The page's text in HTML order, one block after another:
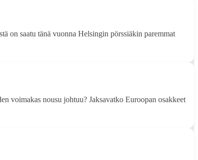
on saatu tänä vuonna Helsingin pörssiäkin paremmat
voimakas nousu johtuu? Jaksavatko Euroopan osakkeet